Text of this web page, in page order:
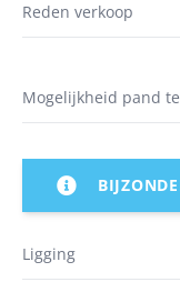
Reden verkoop
Mogelijkheid pand
Ligging